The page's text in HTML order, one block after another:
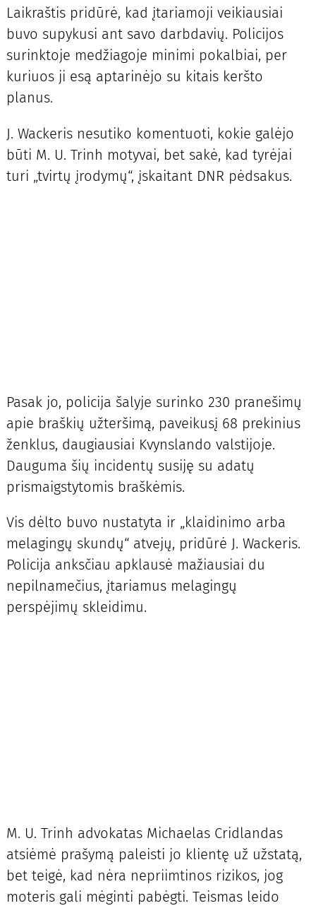
Laikraštis pridūrė, kad įtariamoji veikiausiai
buvo supykusi ant savo darbdavių. Policijos
surinktoje medžiagoje minimi pokalbiai, per
kuriuos ji esą aptarinėjo su kitais keršto
planus.
J. Wackeris nesutiko komentuoti, kokie galėjo
būti M. U. Trinh motyvai, bet sakė, kad tyrėjai
turi „tvirtų įrodymų“, įskaitant DNR pėdsakus.
Pasak jo, policija šalyje surinko 230 pranešimų
apie braškių užteršimą, paveikusį 68 prekinius
ženklus, daugiausiai Kvynslando valstijoje.
Dauguma šių incidentų susiję su adatų
prismaigstytomis braškėmis.
Vis dėlto buvo nustatyta ir „klaidinimo arba
melagingų skundų“ atvejų, pridūrė J. Wackeris.
Policija anksčiau apklausė mažiausiai du
nepilnamečius, įtariamus melagingų
perspėjimų skleidimu.
M. U. Trinh advokatas Michaelas Cridlandas
atsiėmė prašymą paleisti jo klientę už užstatą,
bet teigė, kad nėra nepriimtinos rizikos, jog
moteris gali mėginti pabėgti. Teismas leido